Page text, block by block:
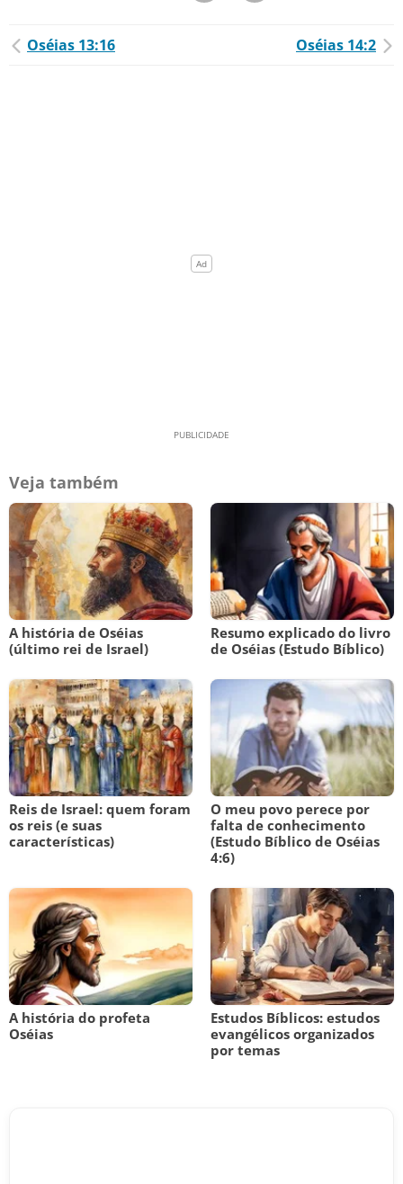
Oséias 13:16 Oséias 14:2
Veja também
A história de Oséias
(último rei de Israel)
Resumo explicado do livro
de Oséias (Estudo Bíblico)
Reis de Israel: quem foram
os reis (e suas
características)
O meu povo perece por
falta de conhecimento
(Estudo Bíblico de Oséias
4:6)
A história do profeta
Oséias
Estudos Bíblicos: estudos
evangélicos organizados
por temas